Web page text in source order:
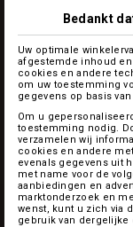
Bedankt
Uw optimale
afgestemde inhoud
cookies en andere
om uw toestemming
gegevens op basis
Om u
toestemming nodig.
verzamelen wij
cookies en andere
evenals gegevens uit
met name voor de
aanbiedingen en
marktonderzoek en
wenst, kunt u zich via
gebruik van